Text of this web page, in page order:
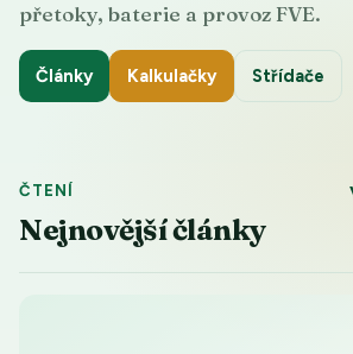
přetoky, baterie a provoz FVE.
Články Kalkulačky Střídače
ČTENÍ
Nejnovější články